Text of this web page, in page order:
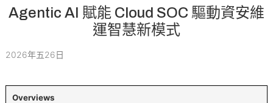
Agentic AI 賦能 Cloud SOC 驅動資安維
運智慧新模式
2026年五26日
Overviews